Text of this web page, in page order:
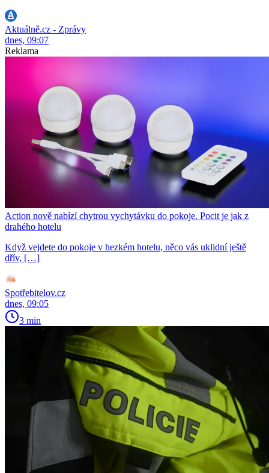
Aktuálně.cz - Zprávy
dnes, 09:07
Reklama
Action nově nabízí chytrou vychytávku do pokoje. Pocit je jak z
drahého hotelu
Když vejdete do pokoje v hezkém hotelu, něco vás uklidní ještě
dřív, […]
Spotřebitelov.cz
dnes, 09:05
3 min